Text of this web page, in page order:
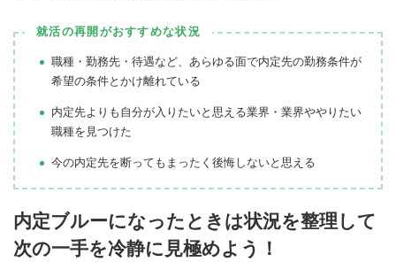
就活の再開がおすすめな状況
職種・勤務先・待遇など、あらゆる面で内定先の勤務条件が
希望の条件とかけ離れている
内定先よりも自分が入りたいと思える業界・業界ややりたい
職種を見つけた
今の内定先を断ってもまったく後悔しないと思える
内定ブルーになったときは状況を整理して
次の一手を冷静に見極めよう！